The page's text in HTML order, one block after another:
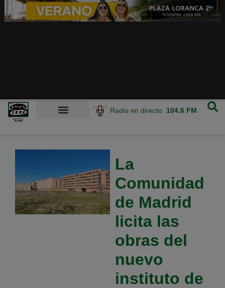
Radio en directo. 104.6 FM
La
Comunidad
de Madrid
licita las
obras del
nuevo
instituto de